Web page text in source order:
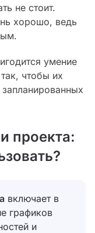
не стоит.
хорошо, ведь
умение
чтобы их
проекта:
включает в
графиков
и